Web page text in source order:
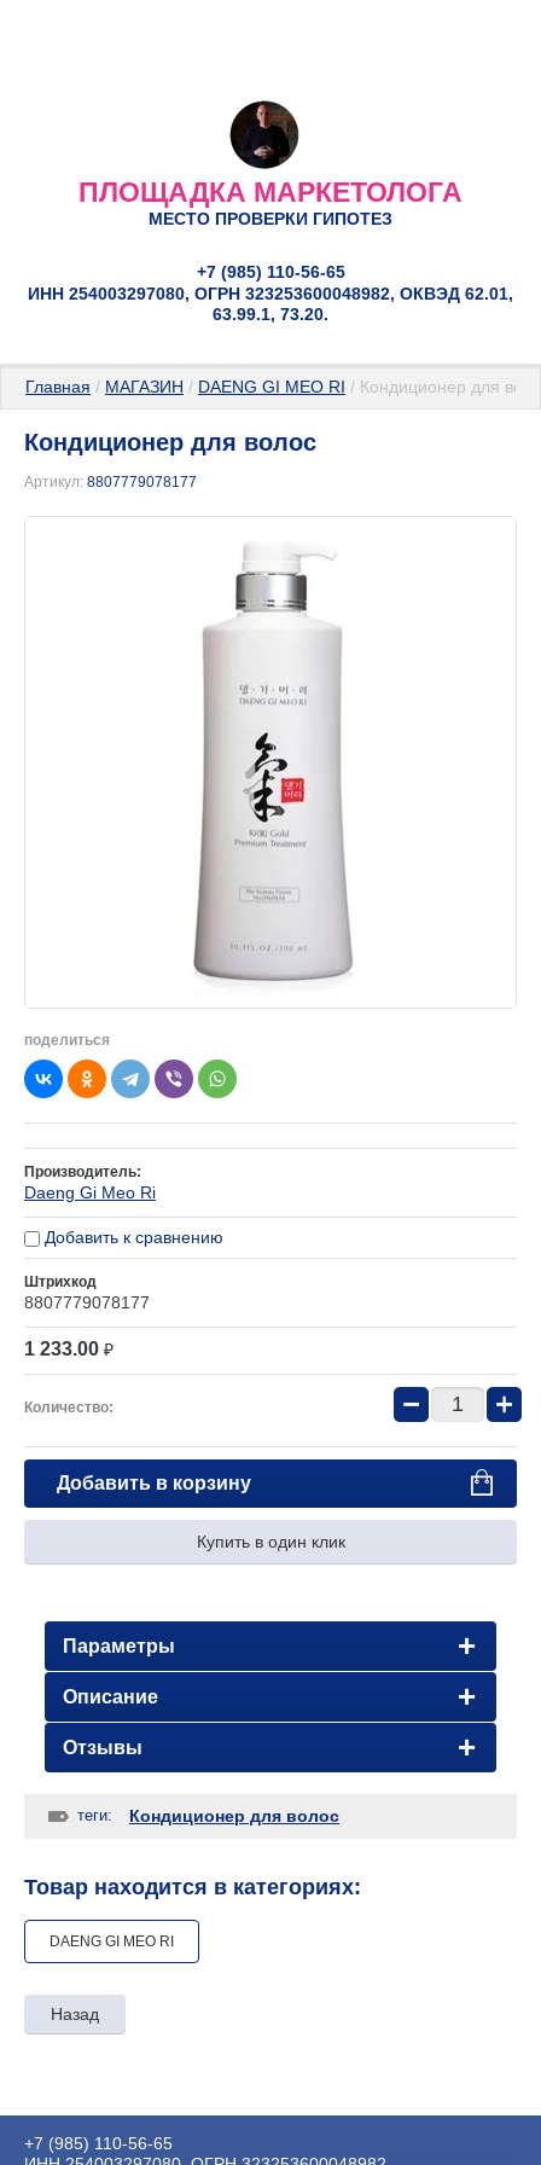
ПЛОЩАДКА МАРКЕТОЛОГА
МЕСТО ПРОВЕРКИ ГИПОТЕЗ
+7 (985) 110-56-65
ИНН 254003297080, ОГРН 323253600048982, ОКВЭД 62.01,
63.99.1, 73.20.
Главная / МАГАЗИН / DAENG GI MEO RI / Кондиционер для
Кондиционер для волос
Артикул: 8807779078177
поделиться
Производитель:
Daeng Gi Meo Ri
Добавить к сравнению
Штрихкод
8807779078177
1 233.00 ₽
Количество: − +
Добавить в корзину
Купить в один клик
Параметры
Описание
Отзывы
теги: Кондиционер для волос
Товар находится в категориях:
DAENG GI MEO RI
Назад
+7 (985) 110-56-65